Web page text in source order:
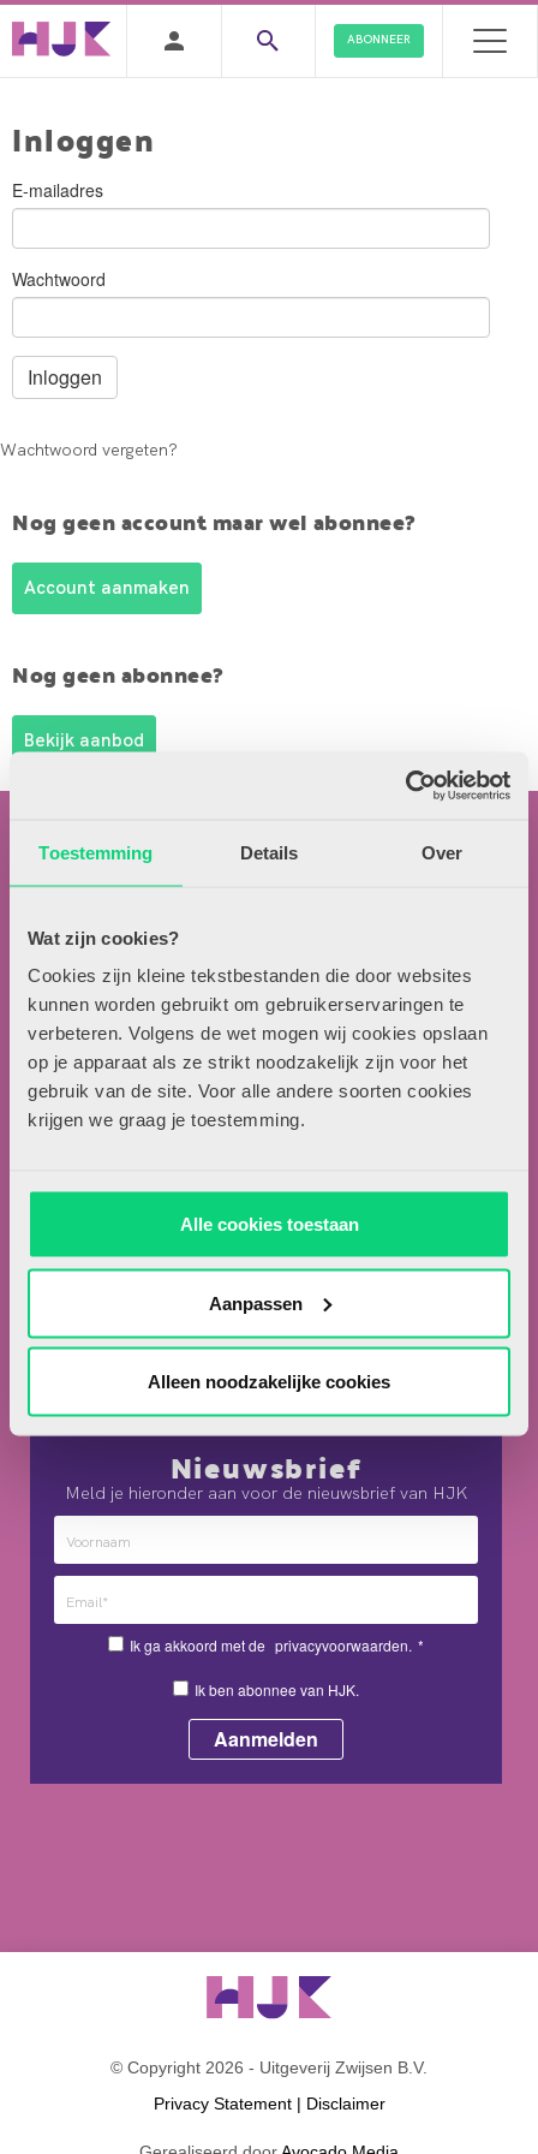
Toestemming Details Over
Wat zijn cookies?
Cookies zijn kleine tekstbestanden die door websites
kunnen worden gebruikt om gebruikerservaringen te
verbeteren. Volgens de wet mogen wij cookies opslaan
op je apparaat als ze strikt noodzakelijk zijn voor het
gebruik van de site. Voor alle andere soorten cookies
krijgen we graag je toestemming.
Alle cookies toestaan
Aanpassen
Alleen noodzakelijke cookies
ABONNEER
Inloggen
E-mailadres
Wachtwoord
Wachtwoord vergeten?
Nog geen account maar wel abonnee?
Account aanmaken
Nog geen abonnee?
Bekijk aanbod
Nieuwsbrief
Meld je hieronder aan voor de nieuwsbrief van HJK
Ik ga akkoord met de privacyvoorwaarden. *
Ik ben abonnee van HJK.
Over HJK
Artikel insturen
Adverteren in HJK
Contact
Contactgegevens
Uitgeverij Zwijsen
T.a.v. redactie HJK
Locomotiefboulevard 101
5041 SE Tilburg
© Copyright 2026 - Uitgeverij Zwijsen B.V.
Privacy Statement| Disclaimer